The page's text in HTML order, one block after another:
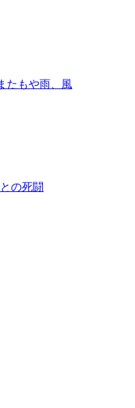
たもや雨、風
の死闘